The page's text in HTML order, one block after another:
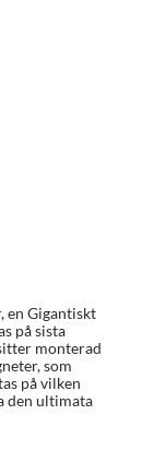
en Gigantiskt
på sista
monterad
som
på vilken
den ultimata